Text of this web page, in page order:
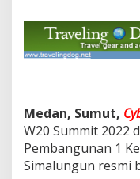
Medan, Sumut,
W20 Summit 2022
Pembangunan 1
Simalungun resmi